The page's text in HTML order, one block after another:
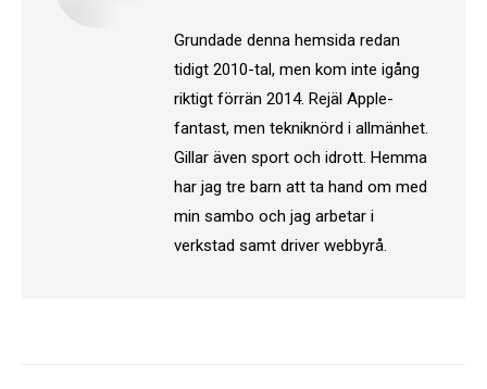
Grundade denna hemsida redan
tidigt 2010-tal, men kom inte igång
riktigt förrän 2014. Rejäl Apple-
fantast, men tekniknörd i allmänhet.
Gillar även sport och idrott. Hemma
har jag tre barn att ta hand om med
min sambo och jag arbetar i
verkstad samt driver webbyrå.